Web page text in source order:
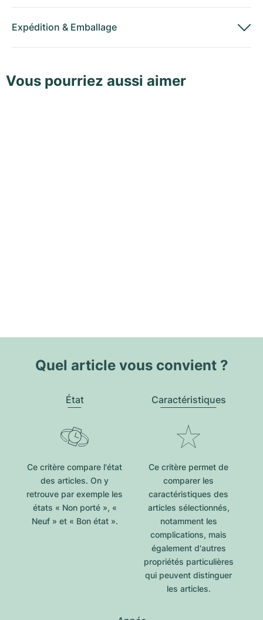
Expédition & Emballage
Vous pourriez aussi aimer
Quel article vous convient ?
État
Ce critère compare l'état
des articles. On y
retrouve par exemple les
états « Non porté », «
Neuf » et « Bon état ».
Caractéristiques
Ce critère permet de
comparer les
caractéristiques des
articles sélectionnés,
notamment les
complications, mais
également d'autres
propriétés particulières
qui peuvent distinguer
les articles.